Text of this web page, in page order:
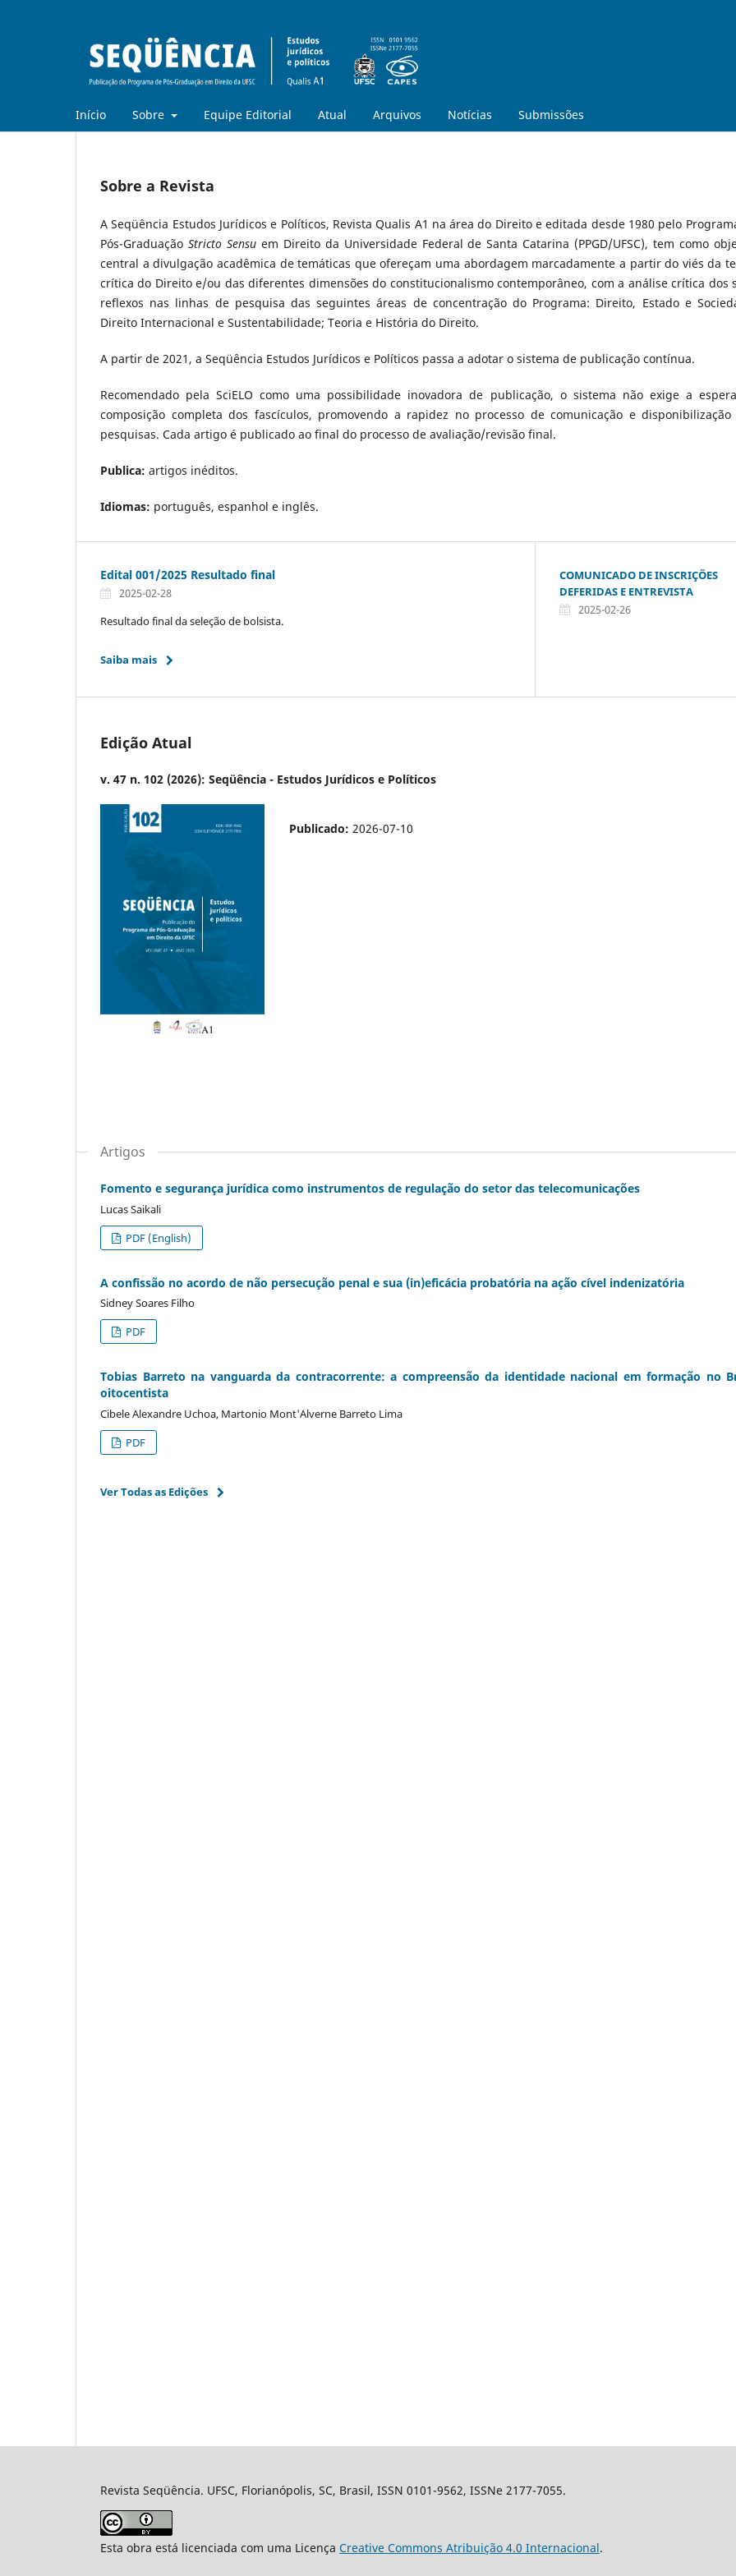
Início Sobre Equipe Editorial Atual Arquivos Notícias Submissões
Sobre a Revista
A Seqüência Estudos Jurídicos e Políticos, Revista Qualis A1 na área do Direito e editada desde 1980 pelo
Pós-Graduação Stricto Sensuem Direito da Universidade Federal de Santa Catarina (PPGD/UFSC), tem como
central a divulgação acadêmica de temáticas que ofereçam uma abordagem marcadamente a partir do viés da
crítica do Direito e/ou das diferentes dimensões do constitucionalismo contemporâneo, com a análise crítica dos
reflexos nas linhas de pesquisa das seguintes áreas de concentração do Programa: Direito, Estado e
Direito Internacional e Sustentabilidade; Teoria e História do Direito.
A partir de 2021, a Seqüência Estudos Jurídicos e Políticos passa a adotar o sistema de publicação contínua.
Recomendado pela SciELO como uma possibilidade inovadora de publicação, o sistema não exige a
composição completa dos fascículos, promovendo a rapidez no processo de comunicação e disponibilização
pesquisas. Cada artigo é publicado ao final do processo de avaliação/revisão final.
Publica: artigos inéditos.
Idiomas: português, espanhol e inglês.
Edital 001/2025 Resultado final
2025-02-28
Resultado final da seleção de bolsista.
Saiba mais
COMUNICADO DE INSCRIÇÕES
DEFERIDAS E ENTREVISTA
2025-02-26
Edição Atual
v. 47 n. 102 (2026): Seqüência - Estudos Jurídicos e Políticos
Publicado: 2026-07-10
Artigos
Fomento e segurança jurídica como instrumentos de regulação do setor das telecomunicações
Lucas Saikali
PDF (English)
A confissão no acordo de não persecução penal e sua (in)eficácia probatória na ação cível indenizatória
Sidney Soares Filho
PDF
Tobias Barreto na vanguarda da contracorrente: a compreensão da identidade nacional em formação no
oitocentista
Cibele Alexandre Uchoa, Martonio Mont'Alverne Barreto Lima
PDF
Ver Todas as Edições
Revista Seqüência. UFSC, Florianópolis, SC, Brasil, ISSN 0101-9562, ISSNe 2177-7055.
Esta obra está licenciada com uma Licença Creative Commons Atribuição 4.0 Internacional.